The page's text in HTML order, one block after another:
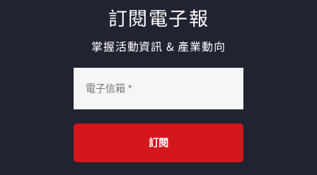
訂閱電子報
掌握活動資訊 & 產業動向
訂閱